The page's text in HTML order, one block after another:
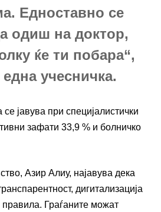
Едноставно се
одиш на доктор,
ќе ти побара“,
учесничка.
се јавува при специјалистички
зафати 33,9 % и болничко
Азир Алиу, најавува дека
дигитализација
правила. Граѓаните можат